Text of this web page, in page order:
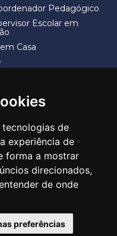
de
experiência de
forma a mostrar
direcionados,
de onde
preferências
Pedagógico
Escolar em
Casa
SP CEP 07113-040
11 2475-7300